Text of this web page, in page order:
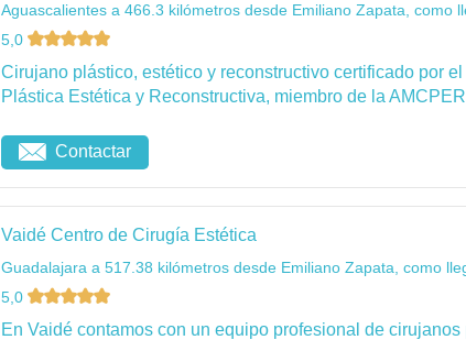
Aguascalientes a 466.3 kilómetros desde Emiliano Zapata, como
5,0
Cirujano plástico, estético y reconstructivo certificado por
Plástica Estética y Reconstructiva, miembro de la
Contactar
Vaidé Centro de Cirugía Estética
Guadalajara a 517.38 kilómetros desde Emiliano Zapata, como
5,0
En Vaidé contamos con un equipo profesional de